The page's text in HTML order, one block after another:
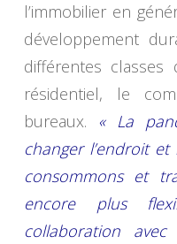
l’immobilier en
développement
différentes classes
résidentiel, le
bureaux. « La
changer l’endroit
consommons et
encore plus
collaboration avec